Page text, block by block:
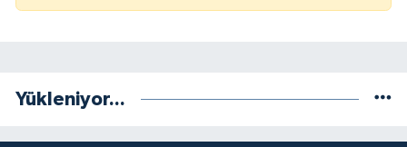
Yükleniyor...